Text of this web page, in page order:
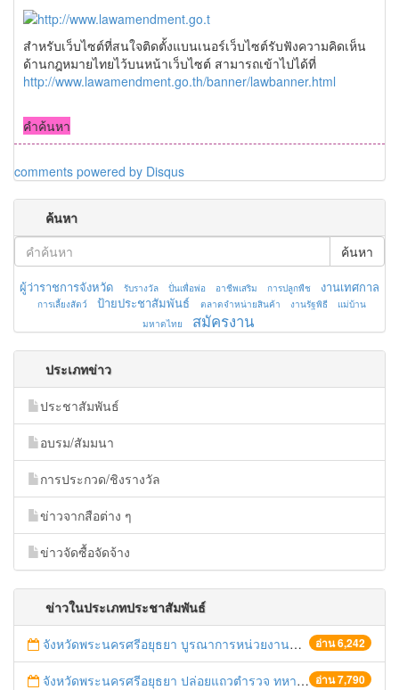
สำหรับเว็บไซต์ที่สนใจติดตั้งแบนเนอร์เว็บไซต์รับฟังความคิดเห็น
ด้านกฎหมายไทยไว้บนหน้าเว็บไซต์ สามารถเข้าไปได้ที่
http://www.lawamendment.go.th/banner/lawbanner.html
คำค้นหา
comments powered by Disqus
ค้นหา
ค้นหา
ผู้ว่าราชการจังหวัด รับรางวัล ปั่นเพื่อพ่อ อาชีพเสริม การปลูกพืช งานเทศกาล
การเลี้ยงสัตว์ ป้ายประชาสัมพันธ์ ตลาดจำหน่ายสินค้า งานรัฐพิธี
แม่บ้าน
มหาดไทย
สมัครงาน
ประเภทข่าว
ประชาสัมพันธ์
อบรม/สัมมนา
การประกวด/ชิงรางวัล
ข่าวจากสือต่าง ๆ
ข่าวจัดซื้อจัดจ้าง
ข่าวในประเภทประชาสัมพันธ์
อ่าน 6,242
จังหวัดพระนครศรีอยุธยา บูรณาการหน่วยงานที่เกี่ยวข้อง ลงพื้นที่จัดระเบียบและดำเนินมาตรการตามบทลงโทษสูงสุดกับผู้ประกอบการร้านค้าที่ยังฝ่าฝืนตั้งร้านค้ารุกล้ำเขตพื้นที่ทางหลวง เตรียมความปลอดภัยก่อนเทศกาลสงกรานต์
อ่าน 7,790
จังหวัดพระนครศรีอยุธยา ปล่อยแถวตำรวจ ทหาร ฝ่ายปกครอง กว่า 100 นาย ตรวจเข้มท่ารถสาธารณะ สถานีขนส่งรถโดยสาร วินรถตู้ และสถานีรถไฟ เตรียมรับมือเทศกาลสงกรานต์